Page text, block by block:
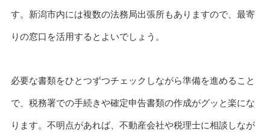
す。新潟市内には複数の法務局出張所もありますので、最寄
りの窓口を活用するとよいでしょう。
必要な書類をひとつずつチェックしながら準備を進めること
で、税務署での手続きや確定申告書類の作成がグッと楽にな
ります。不明点があれば、不動産会社や税理士に相談しなが